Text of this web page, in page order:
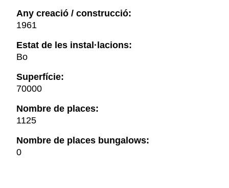
Any creació / construcció:
1961
Estat de les instal·lacions:
Bo
Superfície:
70000
Nombre de places:
1125
Nombre de places bungalows:
0